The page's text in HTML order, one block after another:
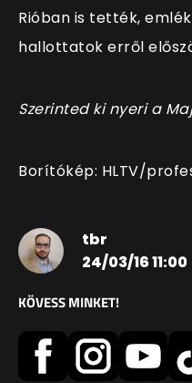
Rióban is tették,
hallottatok erről
Szerinted ki nyeri a
Borítókép: HLTV/
tbr
24/03/16 11:00
KÖVESS MINKET!